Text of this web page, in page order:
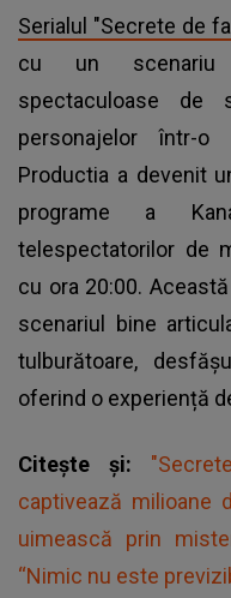
Serialul "Secrete de
cu un scenariu
spectaculoase de
personajelor într-
Productia a devenit
programe a
telespectatorilor de
cu ora 20:00.
scenariul bine
tulburătoare,
oferind o experiență
Citește și:
captivează milioane
uimească prin
“Nimic nu este